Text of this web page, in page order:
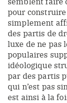
pour
simplement
des partis de
luxe de ne pas
populaires
idéologique
par des partis
qui n’est pas
est ainsi à la